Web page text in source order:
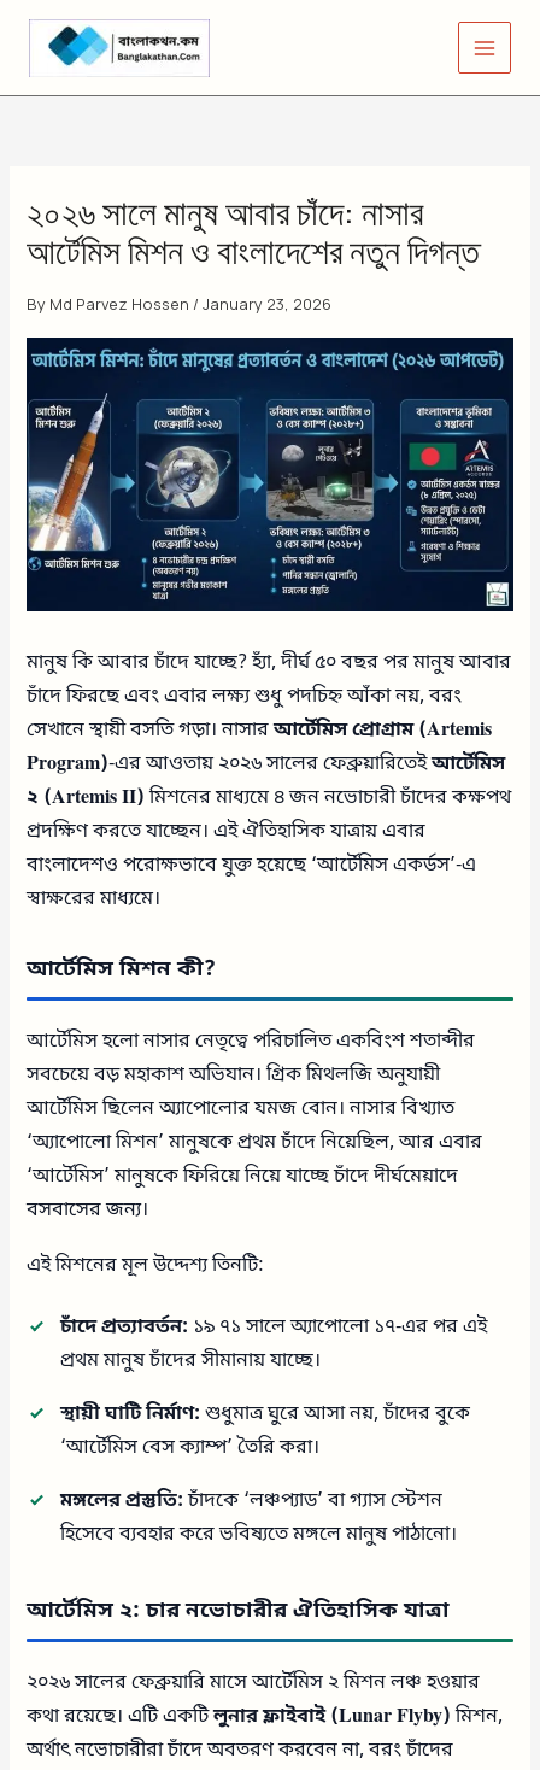
Skip
content
২০২৬ সালে মানুষ আবার চাঁদে: নাসার
আর্টেমিস মিশন ও বাংলাদেশের নতুন দিগন্ত
By Md Parvez Hossen /January 23, 2026
মানুষ কি আবার চাঁদে যাচ্ছে? হ্যাঁ, দীর্ঘ ৫০ বছর পর মানুষ আবার
চাঁদে ফিরছে এবং এবার লক্ষ্য শুধু পদচিহ্ন আঁকা নয়, বরং
সেখানে স্থায়ী বসতি গড়া। নাসারআর্টেমিস প্রোগ্রাম (Artemis
Program)-এর আওতায় ২০২৬ সালের ফেব্রুয়ারিতেইআর্টেমিস
২ (Artemis II)মিশনের মাধ্যমে ৪ জন নভোচারী চাঁদের কক্ষপথ
প্রদক্ষিণ করতে যাচ্ছেন। এই ঐতিহাসিক যাত্রায় এবার
বাংলাদেশও পরোক্ষভাবে যুক্ত হয়েছে ‘আর্টেমিস একর্ডস’-এ
স্বাক্ষরের মাধ্যমে।
আর্টেমিস মিশন কী?
আর্টেমিস হলো নাসার নেতৃত্বে পরিচালিত একবিংশ শতাব্দীর
সবচেয়ে বড় মহাকাশ অভিযান। গ্রিক মিথলজি অনুযায়ী
আর্টেমিস ছিলেন অ্যাপোলোর যমজ বোন। নাসার বিখ্যাত
‘অ্যাপোলো মিশন’ মানুষকে প্রথম চাঁদে নিয়েছিল, আর এবার
‘আর্টেমিস’ মানুষকে ফিরিয়ে নিয়ে যাচ্ছে চাঁদে দীর্ঘমেয়াদে
বসবাসের জন্য।
এই মিশনের মূল উদ্দেশ্য তিনটি:
চাঁদে প্রত্যাবর্তন: ১৯ ৭১ সালে অ্যাপোলো ১৭-এর পর এই
প্রথম মানুষ চাঁদের সীমানায় যাচ্ছে।
স্থায়ী ঘাটি নির্মাণ: শুধুমাত্র ঘুরে আসা নয়, চাঁদের বুকে
‘আর্টেমিস বেস ক্যাম্প’ তৈরি করা।
মঙ্গলের প্রস্তুতি:চাঁদকে ‘লঞ্চপ্যাড’ বা গ্যাস স্টেশন
হিসেবে ব্যবহার করে ভবিষ্যতে মঙ্গলে মানুষ পাঠানো।
আর্টেমিস ২: চার নভোচারীর ঐতিহাসিক যাত্রা
২০২৬ সালের ফেব্রুয়ারি মাসে আর্টেমিস ২ মিশন লঞ্চ হওয়ার
কথা রয়েছে। এটি একটিলুনার ফ্লাইবাই (Lunar Flyby)মিশন,
অর্থাৎ নভোচারীরা চাঁদে অবতরণ করবেন না, বরং চাঁদের